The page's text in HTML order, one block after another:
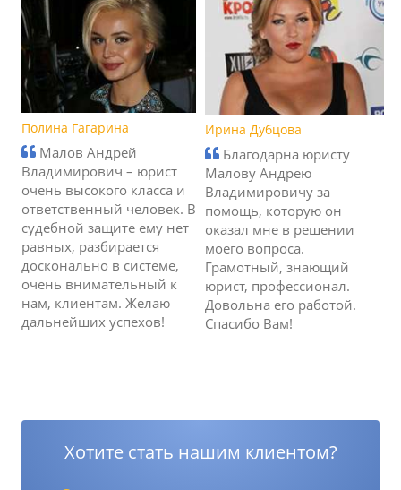
Полина Гагарина
Малов Андрей
Владимирович – юрист
очень высокого класса и
ответственный человек. В
судебной защите ему нет
равных, разбирается
досконально в системе,
очень внимательный к
нам, клиентам. Желаю
дальнейших успехов!
Ирина Дубцова
Благодарна юристу
Малову Андрею
Владимировичу за
помощь, которую он
оказал мне в решении
моего вопроса.
Грамотный, знающий
юрист, профессионал.
Довольна его работой.
Спасибо Вам!
Хотите стать нашим клиентом?